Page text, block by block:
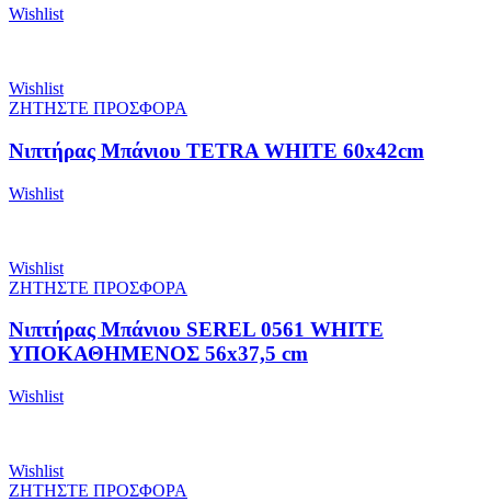
Wishlist
Wishlist
ΖΗΤΗΣΤΕ ΠΡΟΣΦΟΡΑ
Νιπτήρας Μπάνιου TETRA WHITE 60x42cm
Wishlist
Wishlist
ΖΗΤΗΣΤΕ ΠΡΟΣΦΟΡΑ
Νιπτήρας Μπάνιου SEREL 0561 WHITE
ΥΠΟΚΑΘΗΜΕΝΟΣ 56x37,5 cm
Wishlist
Wishlist
ΖΗΤΗΣΤΕ ΠΡΟΣΦΟΡΑ